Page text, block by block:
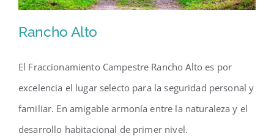
Rancho Alto
Rancho Alto
El Fraccionamiento Campestre Rancho Alto es por
excelencia el lugar selecto para la seguridad personal y
familiar. En amigable armonía entre la naturaleza y el
desarrollo habitacional de primer nivel.